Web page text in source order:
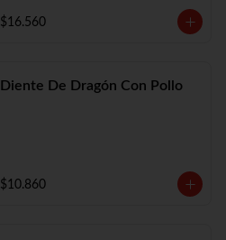
$16.560
Diente De Dragón Con Pollo
$10.860